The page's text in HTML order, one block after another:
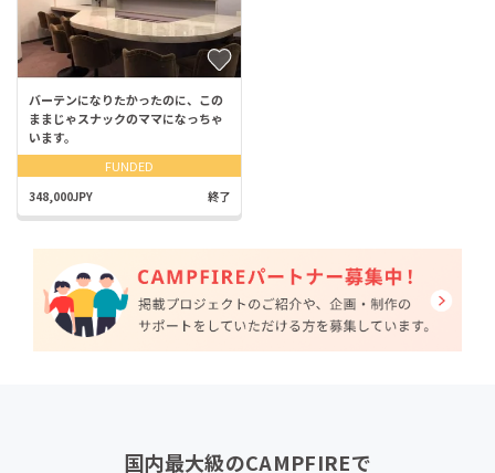
バーテンになりたかったのに、この
ままじゃスナックのママになっちゃ
います。
FUNDED
348,000JPY 終了
国内最大級のCAMPFIREで